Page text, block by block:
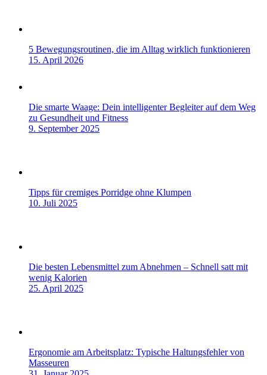
5 Bewegungsroutinen, die im Alltag wirklich funktionieren
15. April 2026
Die smarte Waage: Dein intelligenter Begleiter auf dem Weg
zu Gesundheit und Fitness
9. September 2025
Tipps für cremiges Porridge ohne Klumpen
10. Juli 2025
Die besten Lebensmittel zum Abnehmen – Schnell satt mit
wenig Kalorien
25. April 2025
Ergonomie am Arbeitsplatz: Typische Haltungsfehler von
Masseuren